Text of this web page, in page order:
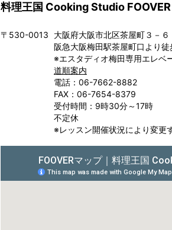
料理王国 Cooking Studio FOOVER
〒530-0013
大阪府大阪市北区茶屋町３－
阪急大阪梅田駅茶屋町口より徒
※エスタディオ梅田専用エレベ
道順案内
電話：06-7662-8882
FAX：06-7654-8379
受付時間：9時30分～17時
不定休
※レッスン開催状況により変更